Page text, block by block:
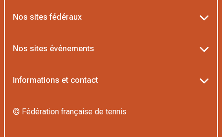
Nos sites fédéraux
L’Institut Formation Tennis
Nos sites événements
Informations et contact
© Fédération française de tennis